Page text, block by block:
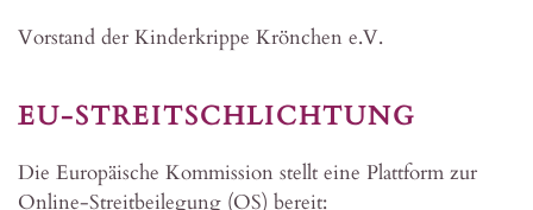
Vorstand der Kinderkrippe Krönchen e.V.
EU-STREITSCHLICHTUNG
Die Europäische Kommission stellt eine Plattform zur
Online-Streitbeilegung (OS) bereit: